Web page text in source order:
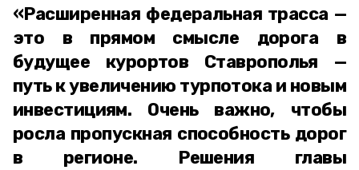
«Расширенная федеральная трасса —
это в прямом смысле дорога в
будущее курортов Ставрополья —
путь к увеличению турпотока и новым
инвестициям. Очень важно, чтобы
росла пропускная способность дорог
в регионе. Решения главы